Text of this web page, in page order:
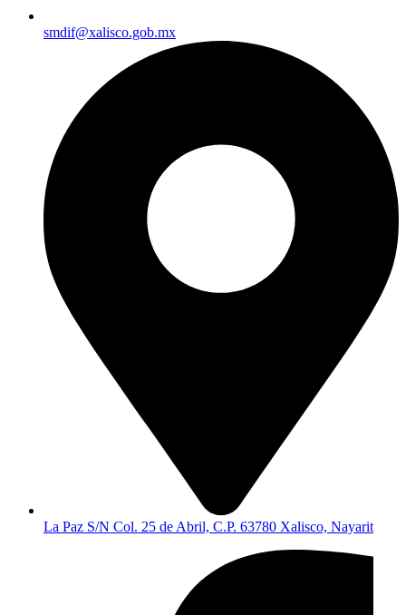
smdif@xalisco.gob.mx
La Paz S/N Col. 25 de Abril, C.P. 63780 Xalisco, Nayarit